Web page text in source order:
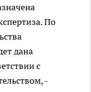
По
дана
с
-